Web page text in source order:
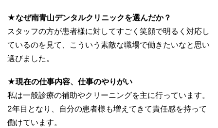
★なぜ南青山デンタルクリニックを選んだか？
スタッフの方が患者様に対してすごく笑顔で明るく対応し
ているのを見て、こういう素敵な職場で働きたいなと思い
選びました。
★現在の仕事内容、仕事のやりがい
私は一般診療の補助やクリーニングを主に行っています。
2年目となり、自分の患者様も増えてきて責任感を持って
働けています。